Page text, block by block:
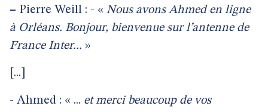
– Pierre Weill : - « Nous avons Ahmed en ligne
à Orléans. Bonjour, bienvenue sur l’antenne de
France Inter... »
[...]
- Ahmed : « ... et merci beaucoup de vos